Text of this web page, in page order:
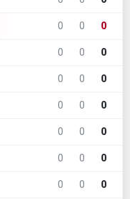
0 0 0
0 0 0
0 0 0
0 0 0
0 0 0
0 0 0
0 0 0